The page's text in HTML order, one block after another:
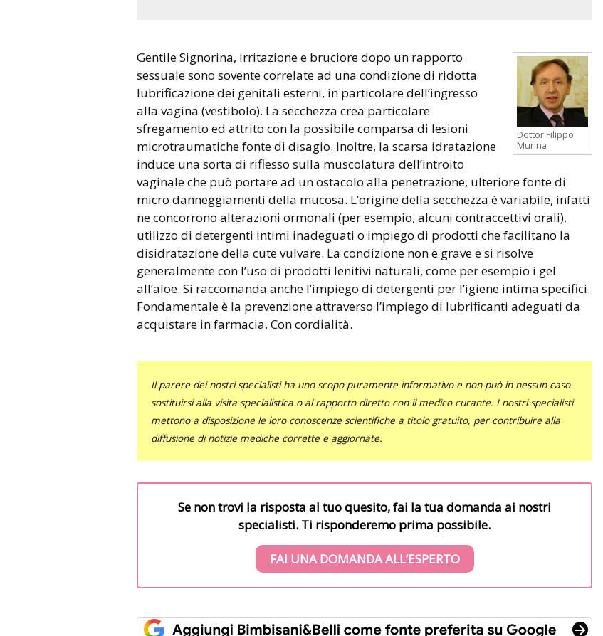
Dottor Filippo
Murina
Gentile Signorina, irritazione e bruciore dopo un rapporto
sessuale sono sovente correlate ad una condizione di ridotta
lubrificazione dei genitali esterni, in particolare dell’ingresso
alla vagina (vestibolo). La secchezza crea particolare
sfregamento ed attrito con la possibile comparsa di lesioni
microtraumatiche fonte di disagio. Inoltre, la scarsa idratazione
induce una sorta di riflesso sulla muscolatura dell’introito
vaginale che può portare ad un ostacolo alla penetrazione, ulteriore fonte di
micro danneggiamenti della mucosa. L’origine della secchezza è variabile, infatti
ne concorrono alterazioni ormonali (per esempio, alcuni contraccettivi orali),
utilizzo di detergenti intimi inadeguati o impiego di prodotti che facilitano la
disidratazione della cute vulvare. La condizione non è grave e si risolve
generalmente con l’uso di prodotti lenitivi naturali, come per esempio i gel
all’aloe. Si raccomanda anche l’impiego di detergenti per l’igiene intima specifici.
Fondamentale è la prevenzione attraverso l’impiego di lubrificanti adeguati da
acquistare in farmacia. Con cordialità.
Il parere dei nostri specialisti ha uno scopo puramente informativo e non può in nessun caso
sostituirsi alla visita specialistica o al rapporto diretto con il medico curante. I nostri specialisti
mettono a disposizione le loro conoscenze scientifiche a titolo gratuito, per contribuire alla
diffusione di notizie mediche corrette e aggiornate.
Se non trovi la risposta al tuo quesito, fai la tua domanda ai nostri
specialisti. Ti risponderemo prima possibile.
FAI UNA DOMANDA ALL’ESPERTO